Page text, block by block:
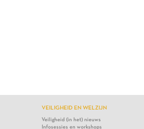
VEILIGHEID EN WELZIJN
Veiligheid (in het) nieuws
Infosessies en workshops